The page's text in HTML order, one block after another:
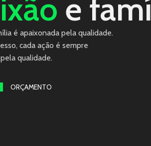
e
é apaixonada pela qualidade.
cada ação é sempre
qualidade.
ORÇAMENTO